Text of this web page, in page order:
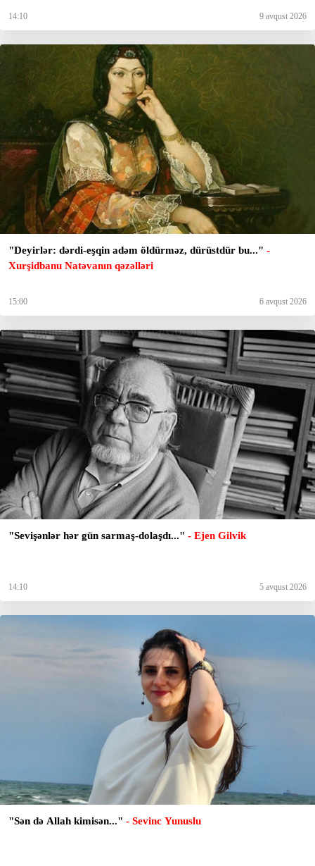
14:10 9 avqust 2026
"Deyirlər: dərdi-eşqin adəm öldürməz, dürüstdür bu..." -
Xurşidbanu Natəvanın qəzəlləri
15:00 6 avqust 2026
"Sevişənlər hər gün sarmaş-dolaşdı..." - Ejen Gilvik
14:10 5 avqust 2026
"Sən də Allah kimisən..." - Sevinc Yunuslu